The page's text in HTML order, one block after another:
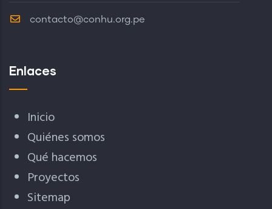
contacto@conhu.org.pe
Enlaces
Inicio
Quiénes somos
Qué hacemos
Proyectos
Sitemap